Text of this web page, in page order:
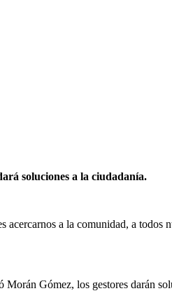
soluciones a la ciudadanía.
a la comunidad, a todos
Gómez, los gestores darán